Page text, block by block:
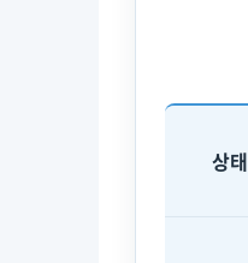
상태